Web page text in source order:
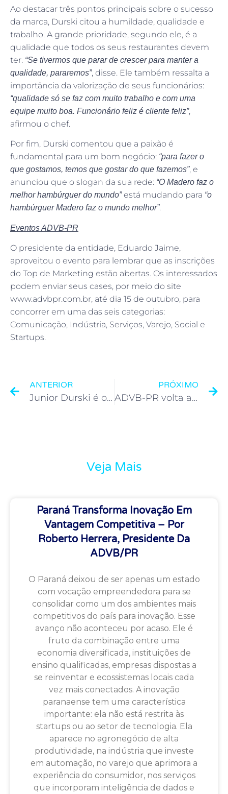
Ao destacar três pontos principais sobre o sucesso
da marca, Durski citou a humildade, qualidade e
trabalho. A grande prioridade, segundo ele, é a
qualidade que todos os seus restaurantes devem
ter. “Se tivermos que parar de crescer para manter a
qualidade, pararemos”, disse. Ele também ressalta a
importância da valorização de seus funcionários:
“qualidade só se faz com muito trabalho e com uma
equipe muito boa. Funcionário feliz é cliente feliz”,
afirmou o chef.
Por fim, Durski comentou que a paixão é
fundamental para um bom negócio: “para fazer o
que gostamos, temos que gostar do que fazemos”, e
anunciou que o slogan da sua rede: “O Madero faz o
melhor hambúrguer do mundo”está mudando para “o
hambúrguer Madero faz o mundo melhor”.
Eventos ADVB-PR
O presidente da entidade, Eduardo Jaime,
aproveitou o evento para lembrar que as inscrições
do Top de Marketing estão abertas. Os interessados
podem enviar seus cases, por meio do site
www.advbpr.com.br, até dia 15 de outubro, para
concorrer em uma das seis categorias:
Comunicação, Indústria, Serviços, Varejo, Social e
Startups.
ANTERIOR
Junior Durski é o Estrela ADVB de setembro
PRÓXIMO
ADVB-PR volta a promover Prêmio Zilda Arns de Responsabilidade Social
Veja Mais
Paraná Transforma Inovação Em
Vantagem Competitiva – Por
Roberto Herrera, Presidente Da
ADVB/PR
O Paraná deixou de ser apenas um estado
com vocação empreendedora para se
consolidar como um dos ambientes mais
competitivos do país para inovação. Esse
avanço não aconteceu por acaso. Ele é
fruto da combinação entre uma
economia diversificada, instituições de
ensino qualificadas, empresas dispostas a
se reinventar e ecossistemas locais cada
vez mais conectados. A inovação
paranaense tem uma característica
importante: ela não está restrita às
startups ou ao setor de tecnologia. Ela
aparece no agronegócio de alta
produtividade, na indústria que investe
em automação, no varejo que aprimora a
experiência do consumidor, nos serviços
que incorporam inteligência de dados e